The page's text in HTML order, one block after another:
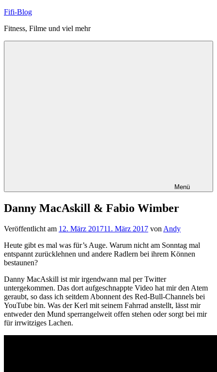
Zum
springen
Fifi-Blog
Fitness, Filme und viel mehr
Menü
Danny MacAskill & Fabio Wimber
Veröffentlicht am 12. März 201711. März 2017 von Andy
Heute gibt es mal was für’s Auge. Warum nicht am Sonntag mal
entspannt zurücklehnen und andere Radlern bei ihrem Können
bestaunen?
Danny MacAskill ist mir irgendwann mal per Twitter
untergekommen. Das dort aufgeschnappte Video hat mir den Atem
geraubt, so dass ich seitdem Abonnent des Red-Bull-Channels bei
YouTube bin. Was der Kerl mit seinem Fahrrad anstellt, lässt mir
entweder den Mund sperrangelweit offen stehen oder sorgt bei mir
für irrwitziges Lachen.